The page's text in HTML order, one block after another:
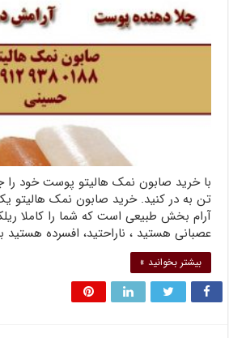
با خرید صابون نمک هالیتو پوست خود را
تن به در کنید. خرید صابون نمک
آرام بخش طبیعی است که شما را کاملا
عصبانی هستید ، ناراحتید، افسرده
بیشتر بخوانید »